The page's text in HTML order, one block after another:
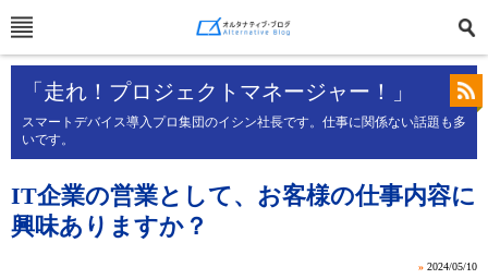
「走れ！プロジェクトマネージャー！」
スマートデバイス導入プロ集団のイシン社長です。仕事に関係ない話題も多
いです。
IT企業の営業として、お客様の仕事内容に
興味ありますか？
» 2024/05/10